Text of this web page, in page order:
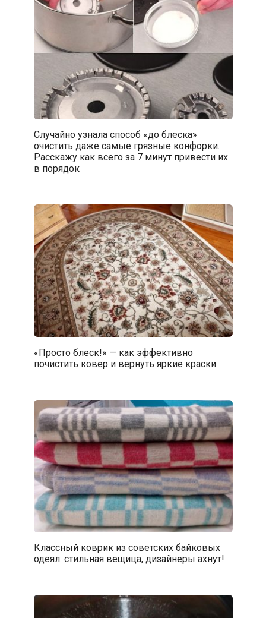
Случайно узнала способ «до блеска»
очистить даже самые грязные конфорки.
Расскажу как всего за 7 минут привести их
в порядок
«Просто блеск!» — как эффективно
почистить ковер и вернуть яркие краски
Классный коврик из советских байковых
одеял: стильная вещица, дизайнеры ахнут!